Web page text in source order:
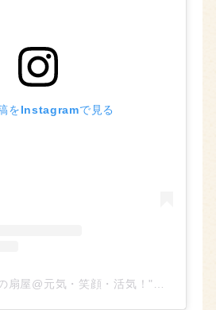
をInstagramで見る
【公式】やきとりの扇屋@元気・笑顔・活気！"美味しいビールと美味しいやきとり"がある焼き鳥居酒屋(@ohgiya_info)がシェアした投稿